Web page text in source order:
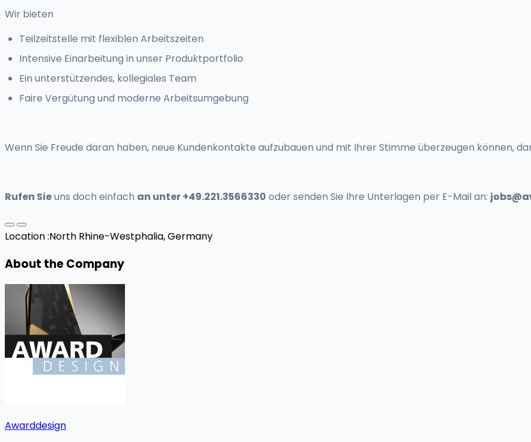
Wir bieten
Teilzeitstelle mit flexiblen Arbeitszeiten
Intensive Einarbeitung in unser Produktportfolio
Ein unterstützendes, kollegiales Team
Faire Vergütung und moderne Arbeitsumgebung
Wenn Sie Freude daran haben, neue Kundenkontakte aufzubauen und mit Ihrer Stimme überzeugen können,
Rufen Sieuns doch einfach an unter +49.221.3566330 oder senden Sie Ihre Unterlagen per E-Mail an:
Location :North Rhine-Westphalia, Germany
About the Company
Awarddesign